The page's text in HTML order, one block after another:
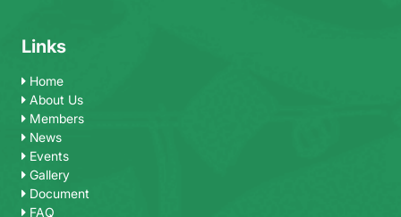
Links
Home
About Us
Members
News
Events
Gallery
Document
FAQ